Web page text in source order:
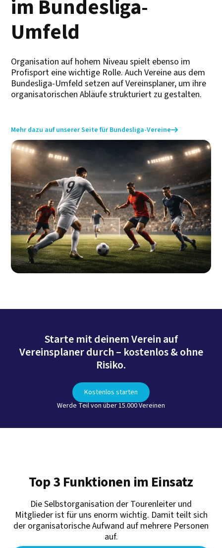
im Bundesliga-
Umfeld
Organisation auf hohem Niveau spielt ebenso im
Profisport eine wichtige Rolle. Auch Vereine aus dem
Bundesliga-Umfeld setzen auf Vereinsplaner, um ihre
organisatorischen Abläufe strukturiert zu gestalten.
Mehr dazu auf unserer Seite für Bundesliga-Vereine
Starte mit deinem Verein auf
Vereinsplaner durch – kostenlos & ohne
Risiko.
Kostenlos starten
Werde Teil von über 15.000 Vereinen
Top 3 Funktionen im Einsatz
Die Selbstorganisation der Tourenleiter und
Mitglieder ist für uns enorm wichtig. Damit teilt sich
der organisatorische Aufwand auf mehrere Personen
auf.